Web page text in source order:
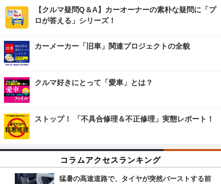
【クルマ疑問Q＆A】カーオーナーの素朴な疑問に「プ
ロが答える」シリーズ！
カーメーカー「旧車」関連プロジェクトの全貌
クルマ好きにとって「愛車」とは？
ストップ！ 「不具合修理＆不正修理」実態レポート！
コラムアクセスランキング
猛暑の高速道路で、タイヤが突然バーストする前